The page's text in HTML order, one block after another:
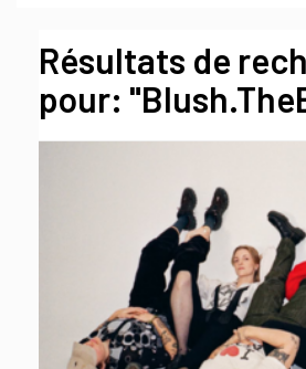
Résultats de
pour: